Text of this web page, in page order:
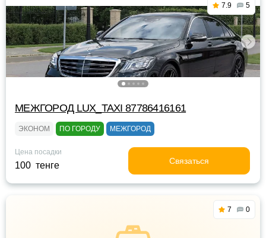
7.9 5
МЕЖГОРОД LUX_TAXI 87786416161
ЭКОНОМ ПО ГОРОДУ МЕЖГОРОД
Цена посадки
100 тенге Связаться
7 0